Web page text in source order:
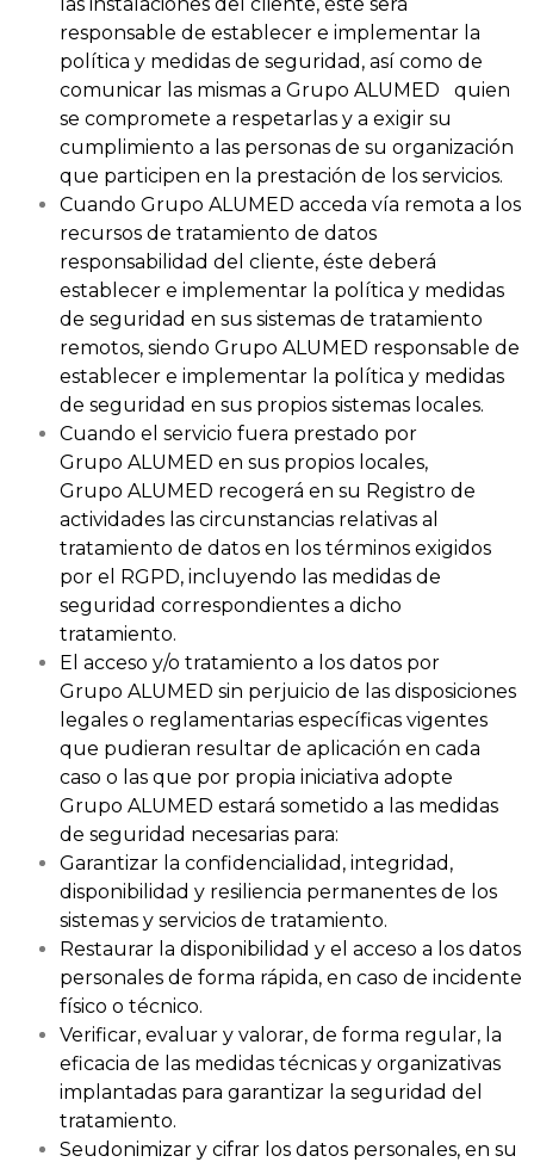
responsable de establecer e implementar la
política y medidas de seguridad, así como de
comunicar las mismas a Grupo ALUMED quien
se compromete a respetarlas y a exigir su
cumplimiento a las personas de su organización
que participen en la prestación de los servicios.
Cuando Grupo ALUMED acceda vía remota a los
recursos de tratamiento de datos
responsabilidad del cliente, éste deberá
establecer e implementar la política y medidas
de seguridad en sus sistemas de tratamiento
remotos, siendo Grupo ALUMED responsable de
establecer e implementar la política y medidas
de seguridad en sus propios sistemas locales.
Cuando el servicio fuera prestado por
Grupo ALUMED en sus propios locales,
Grupo ALUMED recogerá en su Registro de
actividades las circunstancias relativas al
tratamiento de datos en los términos exigidos
por el RGPD, incluyendo las medidas de
seguridad correspondientes a dicho
tratamiento.
El acceso y/o tratamiento a los datos por
Grupo ALUMED sin perjuicio de las disposiciones
legales o reglamentarias específicas vigentes
que pudieran resultar de aplicación en cada
caso o las que por propia iniciativa adopte
Grupo ALUMED estará sometido a las medidas
de seguridad necesarias para:
Garantizar la confidencialidad, integridad,
disponibilidad y resiliencia permanentes de los
sistemas y servicios de tratamiento.
Restaurar la disponibilidad y el acceso a los datos
personales de forma rápida, en caso de incidente
físico o técnico.
Verificar, evaluar y valorar, de forma regular, la
eficacia de las medidas técnicas y organizativas
implantadas para garantizar la seguridad del
tratamiento.
Seudonimizar y cifrar los datos personales, en su